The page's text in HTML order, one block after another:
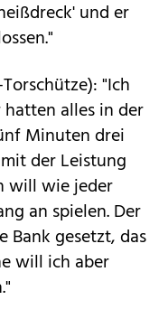
und er
"Ich
alles in der
Minuten drei
der Leistung
will wie jeder
an spielen. Der
Bank gesetzt, das
will ich aber